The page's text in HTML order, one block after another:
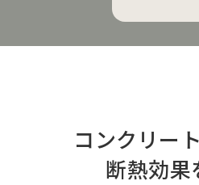
コンクリー
断熱効果